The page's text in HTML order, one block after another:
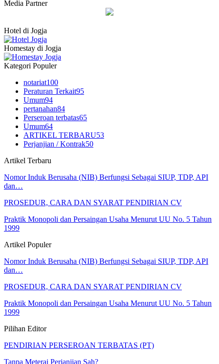
Media Partner
Hotel di Jogja
Homestay di Jogja
Kategori Populer
notariat100
Peraturan Terkait95
Umum94
pertanahan84
Perseroan terbatas65
Umum64
ARTIKEL TERBARU53
Perjanjian / Kontrak50
Artikel Terbaru
Nomor Induk Berusaha (NIB) Berfungsi Sebagai SIUP, TDP, API
dan…
PROSEDUR, CARA DAN SYARAT PENDIRIAN CV
Praktik Monopoli dan Persaingan Usaha Menurut UU No. 5 Tahun
1999
Artikel Populer
Nomor Induk Berusaha (NIB) Berfungsi Sebagai SIUP, TDP, API
dan…
PROSEDUR, CARA DAN SYARAT PENDIRIAN CV
Praktik Monopoli dan Persaingan Usaha Menurut UU No. 5 Tahun
1999
Pilihan Editor
PENDIRIAN PERSEROAN TERBATAS (PT)
Tanpa Meterai Perjanjian Sah?